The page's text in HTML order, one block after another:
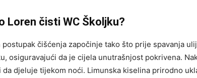
Loren čisti WC Školjku?
postupak čišćenja započinje tako što prije spavanja
osiguravajući da je cijela unutrašnjost pokrivena.
da djeluje tijekom noći. Limunska kiselina prirodno